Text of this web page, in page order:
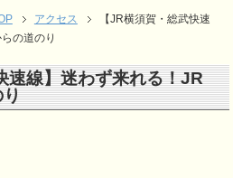
アクセス
【JR横須賀・総武快速
の道のり
速線】迷わず来れる！JR
り